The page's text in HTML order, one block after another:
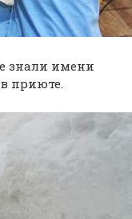
знали имени
приюте.